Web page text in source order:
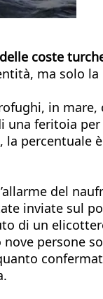
coste
ma solo
in
una feritoia
percentuale
del
inviate sul
di un
persone